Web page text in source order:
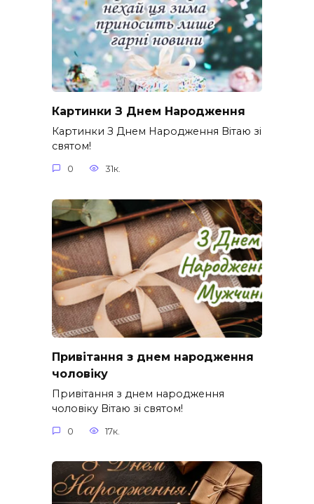
Картинки З Днем Народження
Картинки З Днем Народження Вітаю зі
святом!
0 31к.
Привітання з днем народження
чоловіку
Привітання з днем народження
чоловіку Вітаю зі святом!
0 17к.